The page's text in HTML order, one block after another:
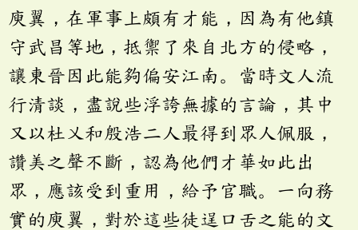
庾翼，在軍事上頗有才能，因為有他鎮
守武昌等地，抵禦了來自北方的侵略，
讓東晉因此能夠偏安江南。當時文人流
行清談，盡說些浮誇無據的言論，其中
又以杜乂和殷浩二人最得到眾人佩服，
讚美之聲不斷，認為他們才華如此出
眾，應該受到重用，給予官職。一向務
實的庾翼，對於這些徒逞口舌之能的文